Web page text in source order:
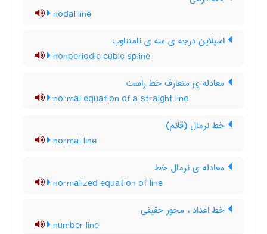
nodal line
اسپلاین درجه ی سه ی نامتناوب
nonperiodic cubic spline
معادله ی متعارف خط راست
normal equation of a straight line
خط نرمال (قائم)
normal line
معادله ی نرمال خط
normalized equation of line
خط اعداد ، محور حقیقی
number line